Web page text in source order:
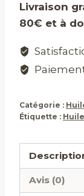
Livraison
80€ et à
Catégorie :
Étiquette :
Avis (0)